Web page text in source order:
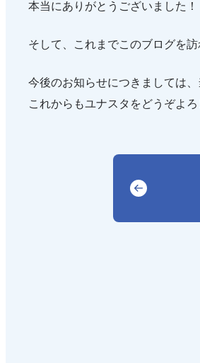
本当にありがとうございました！
そして、これまでこのブログを
今後のお知らせにつきましては
これからもユナスタをどうぞよ